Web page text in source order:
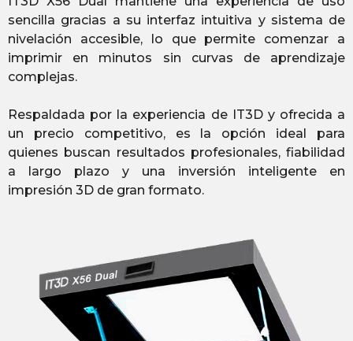
sencilla gracias a su interfaz intuitiva y sistema de
nivelación accesible, lo que permite comenzar a
imprimir en minutos sin curvas de aprendizaje
complejas.
Respaldada por la experiencia de IT3D y ofrecida a
un precio competitivo, es la opción ideal para
quienes buscan resultados profesionales, fiabilidad
a largo plazo y una inversión inteligente en
impresión 3D de gran formato.